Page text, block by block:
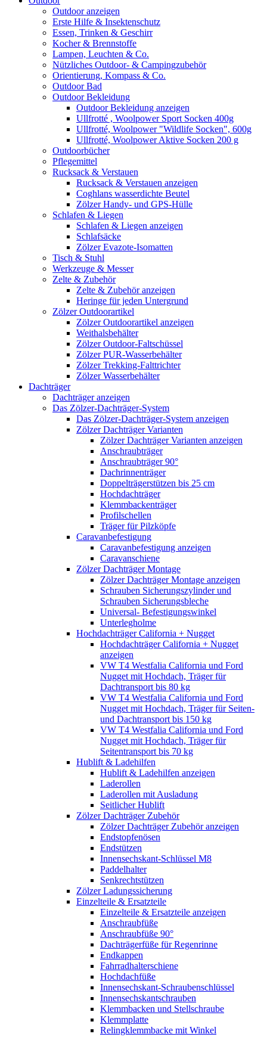
Outdoor anzeigen
Erste Hilfe & Insektenschutz
Essen, Trinken & Geschirr
Kocher & Brennstoffe
Lampen, Leuchten & Co.
Nützliches Outdoor- & Campingzubehör
Orientierung, Kompass & Co.
Outdoor Bad
Outdoor Bekleidung
Outdoor Bekleidung anzeigen
Ullfrotté , Woolpower Sport Socken 400g
Ullfrotté, Woolpower "Wildlife Socken", 600g
Ullfrotté, Woolpower Aktive Socken 200 g
Outdoorbücher
Pflegemittel
Rucksack & Verstauen
Rucksack & Verstauen anzeigen
Coghlans wasserdichte Beutel
Zölzer Handy- und GPS-Hülle
Schlafen & Liegen
Schlafen & Liegen anzeigen
Schlafsäcke
Zölzer Evazote-Isomatten
Tisch & Stuhl
Werkzeuge & Messer
Zelte & Zubehör
Zelte & Zubehör anzeigen
Heringe für jeden Untergrund
Zölzer Outdoorartikel
Zölzer Outdoorartikel anzeigen
Weithalsbehälter
Zölzer Outdoor-Faltschüssel
Zölzer PUR-Wasserbehälter
Zölzer Trekking-Falttrichter
Zölzer Wasserbehälter
Dachträger
Dachträger anzeigen
Das Zölzer-Dachträger-System
Das Zölzer-Dachträger-System anzeigen
Zölzer Dachträger Varianten
Zölzer Dachträger Varianten anzeigen
Anschraubträger
Anschraubträger 90°
Dachrinnenträger
Doppelträgerstützen bis 25 cm
Hochdachträger
Klemmbackenträger
Profilschellen
Träger für Pilzköpfe
Caravanbefestigung
Caravanbefestigung anzeigen
Caravanschiene
Zölzer Dachträger Montage
Zölzer Dachträger Montage anzeigen
Schrauben Sicherungszylinder und
Schrauben Sicherungsbleche
Universal- Befestigungswinkel
Unterlegholme
Hochdachträger California + Nugget
Hochdachträger California + Nugget
anzeigen
VW T4 Westfalia California und Ford
Nugget mit Hochdach, Träger für
Dachtransport bis 80 kg
VW T4 Westfalia California und Ford
Nugget mit Hochdach, Träger für Seiten-
und Dachtransport bis 150 kg
VW T4 Westfalia California und Ford
Nugget mit Hochdach, Träger für
Seitentransport bis 70 kg
Hublift & Ladehilfen
Hublift & Ladehilfen anzeigen
Laderollen
Laderollen mit Ausladung
Seitlicher Hublift
Zölzer Dachträger Zubehör
Zölzer Dachträger Zubehör anzeigen
Endstopfenösen
Endstützen
Innensechskant-Schlüssel M8
Paddelhalter
Senkrechtstützen
Zölzer Ladungssicherung
Einzelteile & Ersatzteile
Einzelteile & Ersatzteile anzeigen
Anschraubfüße
Anschraubfüße 90°
Dachträgerfüße für Regenrinne
Endkappen
Fahrradhalterschiene
Hochdachfüße
Innensechskant-Schraubenschlüssel
Innensechskantschrauben
Klemmbacken und Stellschraube
Klemmplatte
Relingklemmbacke mit Winkel